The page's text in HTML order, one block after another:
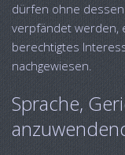
dürfen ohne
verpfändet werden,
berechtigtes
nachgewiesen.
Sprache,